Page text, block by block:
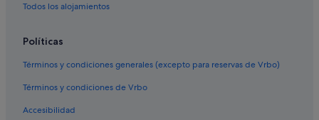
Pensiones en Estación de Sevilla-Santa Justa
San Lorenzo hoteles
Hoteles cerca de Centro Cultural Flamenco Casa de la
Memoria
Todos los alojamientos
Políticas
Términos y condiciones generales (excepto para reservas de Vrbo)
Términos y condiciones de Vrbo
Accesibilidad